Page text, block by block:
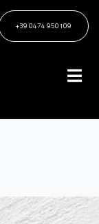
+39 0474 950109